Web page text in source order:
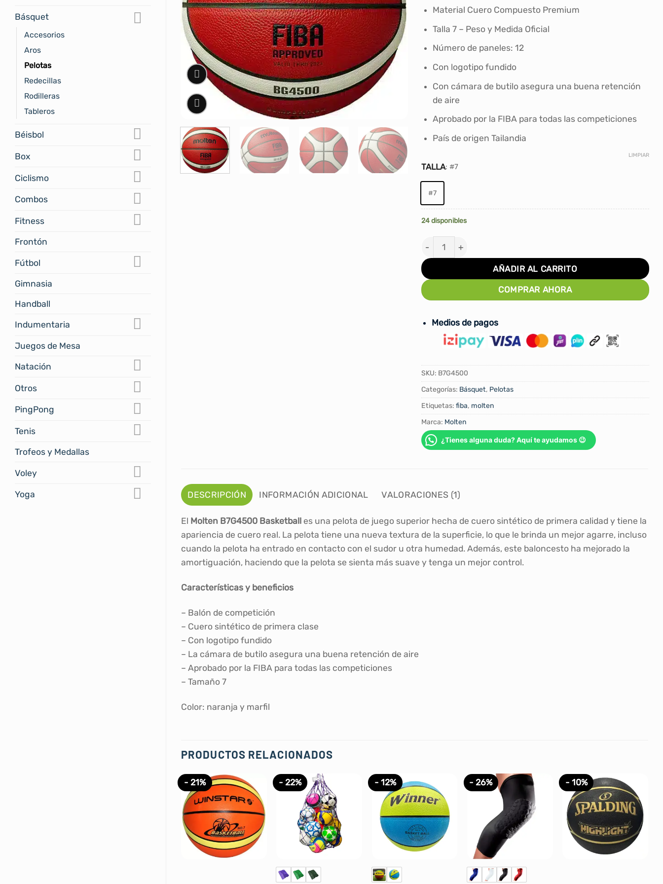
Básquet
Accesorios
Aros
Pelotas
Redecillas
Rodilleras
Tableros
Béisbol
Box
Ciclismo
Combos
Fitness
Frontón
Fútbol
Gimnasia
Handball
Indumentaria
Juegos de Mesa
Natación
Otros
PingPong
Tenis
Trofeos y Medallas
Voley
Yoga
valoración
original
era:
S/359.00.
actual
es:
Material Cuero Compuesto Premium
Talla 7 – Peso y Medida Oficial
Número de paneles: 12
Con logotipo fundido
Con cámara de butilo asegura una buena retención
de aire
Aprobado por la FIBA ​​para todas las competiciones
País de origen Tailandia
TALLA: #7
#7
LIMPIAR
24 disponibles
PELOTA DE BÁSKET MOLTEN PROFESIONAL FIBA CUERO
AÑADIR AL CARRITO
COMPRAR AHORA
Medios de pagos
SKU: B7G4500
Categorías: Básquet, Pelotas
Etiquetas: fiba, molten
Marca: Molten
¿Tienes alguna duda? Aquí te ayudamos 😉
DESCRIPCIÓN INFORMACIÓN ADICIONAL VALORACIONES (1)
El Molten B7G4500 Basketball es una pelota de juego superior hecha de cuero sintético de primera calidad y tiene la
apariencia de cuero real. La pelota tiene una nueva textura de la superficie, lo que le brinda un mejor agarre, incluso
cuando la pelota ha entrado en contacto con el sudor u otra humedad. Además, este baloncesto ha mejorado la
amortiguación, haciendo que la pelota se sienta más suave y tenga un mejor control.
Características y beneficios
– Balón de competición
– Cuero sintético de primera clase
– Con logotipo fundido
– La cámara de butilo asegura una buena retención de aire
– Aprobado por la FIBA ​​para todas las competiciones
– Tamaño 7
Color: naranja y marfil
PRODUCTOS RELACIONADOS
- 21% - 22% - 12% - 26% - 10%